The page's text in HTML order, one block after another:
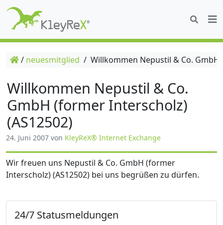
/ neuesmitglied / Willkommen Nepustil & Co.
Willkommen Nepustil & Co.
GmbH (former Interscholz)
(AS12502)
24. Juni 2007 von KleyReX® Internet Exchange
Wir freuen uns Nepustil & Co. GmbH (former
Interscholz) (AS12502) bei uns begrüßen zu dürfen.
24/7 Statusmeldungen